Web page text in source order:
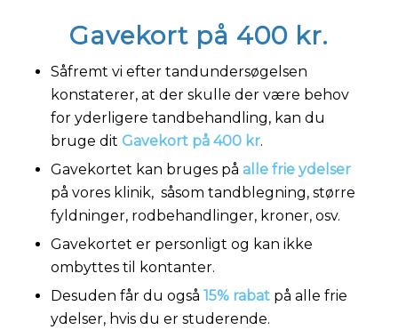
Gavekort på 400 kr.
Såfremt vi efter tandundersøgelsen
konstaterer, at der skulle der være behov
for yderligere tandbehandling, kan du
bruge dit Gavekort på 400 kr.
Gavekortet kan bruges på alle frie ydelser
på vores klinik, såsom tandblegning, større
fyldninger, rodbehandlinger, kroner, osv.
Gavekortet er personligt og kan ikke
ombyttes til kontanter.
Desuden får du også 15% rabat på alle frie
ydelser, hvis du er studerende.